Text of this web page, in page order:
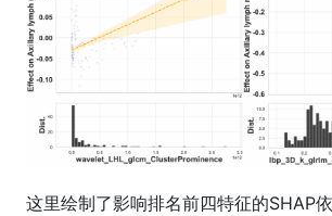
这里绘制了影响排名前四特征的SHAP